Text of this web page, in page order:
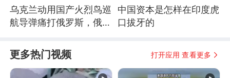
乌克兰动用国产火烈鸟巡
航导弹痛打俄罗斯，俄军
中国资本是怎样在印度虎
口拔牙的
更多热门视频 打开应用 查看更多